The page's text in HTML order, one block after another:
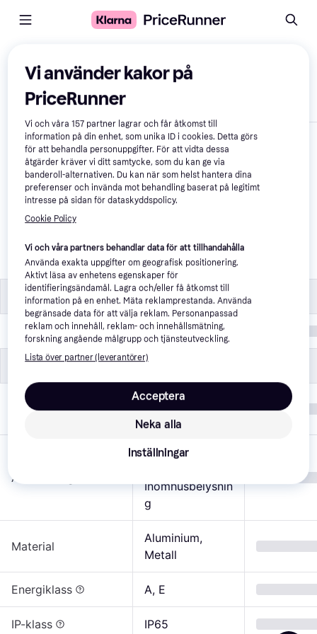
Jämför produkter
Visa endast skillnader
Pollare 108cm
6 443 kr
Trådlöst Trådlöst
Bluetooth Nej
Specifikationer Specifikationer
Färg
Silver,
Aluminium, Grå
Användningsområde
Utomhusbelysni
Inomhusbelysnin
g
Material
Aluminium,
Metall
Energiklass A, E
IP-klass IP65
Vi använder kakor på
PriceRunner
Vi och våra157 partner lagrar och får åtkomst till
information på din enhet, som unika ID i cookies. Detta görs
för att behandla personuppgifter. För att vidta dessa
åtgärder kräver vi ditt samtycke, som du kan ge via
banderoll-alternativen. Du kan när som helst hantera dina
preferenser och invända mot behandling baserat på legitimt
intresse på sidan för dataskyddspolicy.
Cookie Policy
Vi och våra partners behandlar data för att tillhandahålla
Använda exakta uppgifter om geografisk positionering.
Aktivt läsa av enhetens egenskaper för
identifieringsändamål. Lagra och/eller få åtkomst till
information på en enhet. Mäta reklamprestanda. Använda
begränsade data för att välja reklam. Personanpassad
reklam och innehåll, reklam- och innehållsmätning,
forskning angående målgrupp och tjänsteutveckling.
Lista över partner (leverantörer)
Neka alla
Acceptera
Inställningar